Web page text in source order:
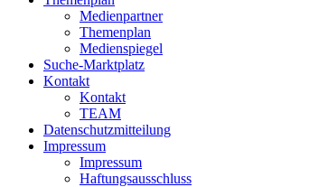
Medienpartner
Themenplan
Medienspiegel
Suche-Marktplatz
Kontakt
Kontakt
TEAM
Datenschutzmitteilung
Impressum
Impressum
Haftungsausschluss